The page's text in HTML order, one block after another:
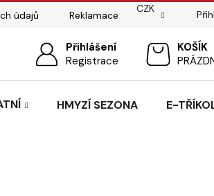
údajů
Reklamace
Pasování sedel pro koně
CZK
Přihlášení
Registrace
NÁKUPNÍ
HMYZÍ SEZONA E-